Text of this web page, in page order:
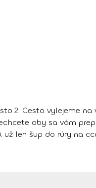
2. Cesto vylejeme
aby sa vám
už len šup do rúry na